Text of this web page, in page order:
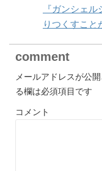
『ガンシェ
りつくすこと
comment
メールアドレスが公
る欄は必須項目です
コメント